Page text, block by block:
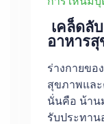
เคล็ดลั
อาหารสุ
ร่างกายขอ
สุขภาพแล
นั่นคือ น้าน
รับประทาน